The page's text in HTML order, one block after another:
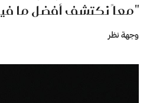
"معاً نكتشف أفضل ما
وجهة نظر